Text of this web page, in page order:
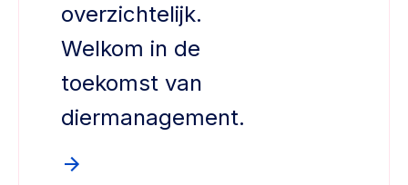
overzichtelijk.
Welkom in de
toekomst van
diermanagement.